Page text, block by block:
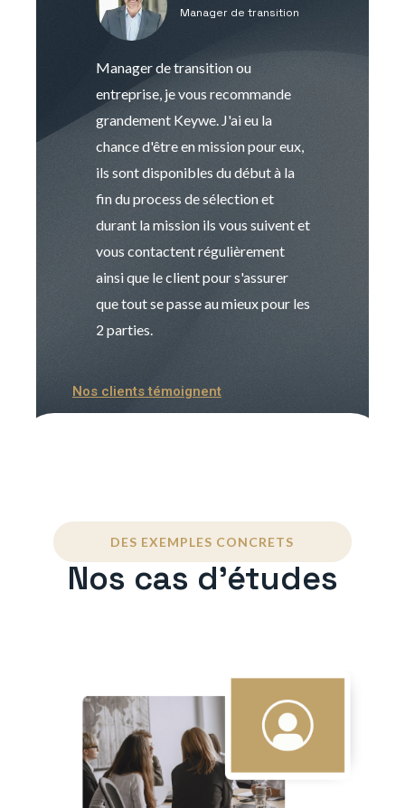
Manager de transition
Manager de transition ou
entreprise, je vous recommande
grandement Keywe. J'ai eu la
chance d'être en mission pour eux,
ils sont disponibles du début à la
fin du process de sélection et
durant la mission ils vous suivent et
vous contactent régulièrement
ainsi que le client pour s'assurer
que tout se passe au mieux pour les
2 parties.
Nos clients témoignent
DES EXEMPLES CONCRETS
Nos cas d'études